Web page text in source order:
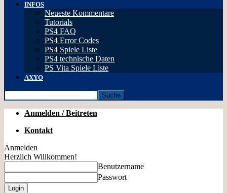
INFOS
Neueste Kommentare
Tutorials
PS4 FAQ
PS4 Error Codes
PS4 Spiele Liste
PS4 technische Daten
PS Vita Spiele Liste
AXYO
Anmelden / Beitreten
Kontakt
Anmelden
Herzlich Willkommen!
Benutzername
Passwort